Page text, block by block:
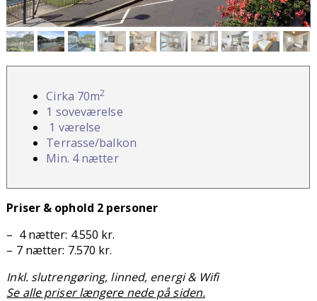
Cirka 70m2
1 soveværelse
1 værelse
Terrasse/balkon
Min. 4 nætter
Priser & ophold 2 personer
– 4 nætter: 4.550 kr.
– 7 nætter: 7.570 kr.
Inkl. slutrengøring, linned, energi & Wifi
Se alle priser længere nede på siden.